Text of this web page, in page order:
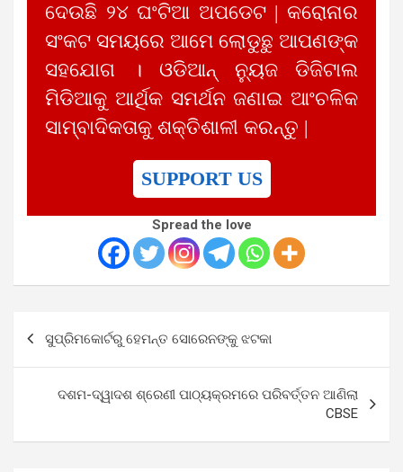
ଦେଉଛି ୨୪ ଘଂଟିଆ ଅପଡେଟ | କରୋନାର
ସଂକଟ ସମୟରେ ଆମେ ଲୋଡୁଛୁ ଆପଣଙ୍କ
ସହଯୋଗ । ଓଡିଆନ୍ ନ୍ୟୁଜ ଡିଜିଟାଲ
ମିଡିଆକୁ ଆର୍ଥିକ ସମର୍ଥନ ଜଣାଇ ଆଂଚଳିକ
ସାମ୍ବାଦିକତାକୁ ଶକ୍ତିଶାଳୀ କରନ୍ତୁ |
SUPPORT US
Spread the love
navigation
ସୁପ୍ରିମକୋର୍ଟରୁ ହେମନ୍ତ ସୋରେନଙ୍କୁ ଝଟକା
ଦଶମ-ଦ୍ୱାଦଶ ଶ୍ରେଣୀ ପାଠ୍ୟକ୍ରମରେ ପରିବର୍ତ୍ତନ ଆଣିଲା
CBSE